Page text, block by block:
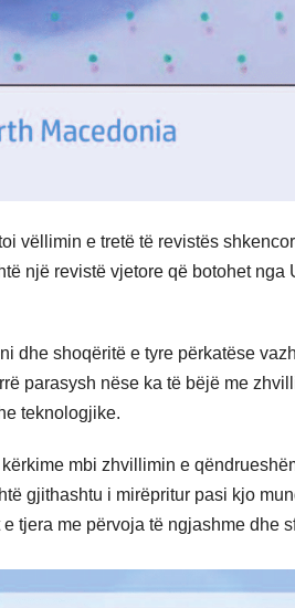
vëllimin e tretë të revistës
një revistë vjetore që botohet nga
dhe shoqëritë e tyre përkatëse
parasysh nëse ka të bëjë me
teknologjike.
mbi zhvillimin e
gjithashtu i mirëpritur pasi kjo
tjera me përvoja të ngjashme dhe